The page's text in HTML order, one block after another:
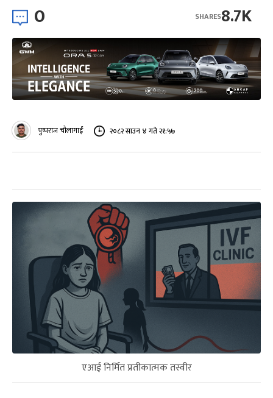
0 8.7K
SHARES
पुष्पराज चौलागाईं २०८२ साउन ४ गते २१:५७
एआई निर्मित प्रतीकात्मक तस्वीर